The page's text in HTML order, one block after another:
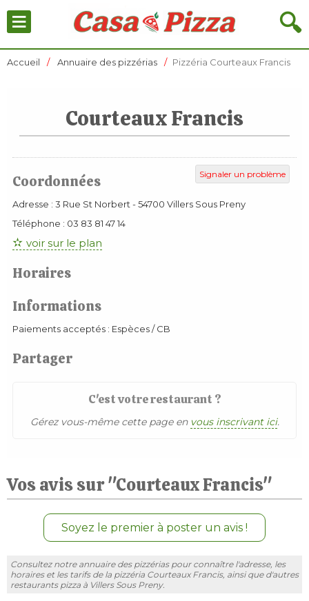
🔍
≡
Accueil Annuaire des pizzérias Pizzéria Courteaux Francis
Courteaux Francis
Signaler un problème
Coordonnées
Adresse : 3 Rue St Norbert -54700 Villers Sous Preny
Téléphone : 03 83 81 47 14
voir sur le plan
Horaires
Informations
Paiements acceptés : Espèces / CB
Partager
C'est votre restaurant ?
Gérez vous-même cette page en vous inscrivant ici.
Vos avis sur "Courteaux Francis"
Soyez le premier à poster un avis !
Consultez notre annuaire des pizzérias pour connaître l'adresse, les
horaires et les tarifs de la pizzéria Courteaux Francis, ainsi que d'autres
restaurants pizza à Villers Sous Preny.